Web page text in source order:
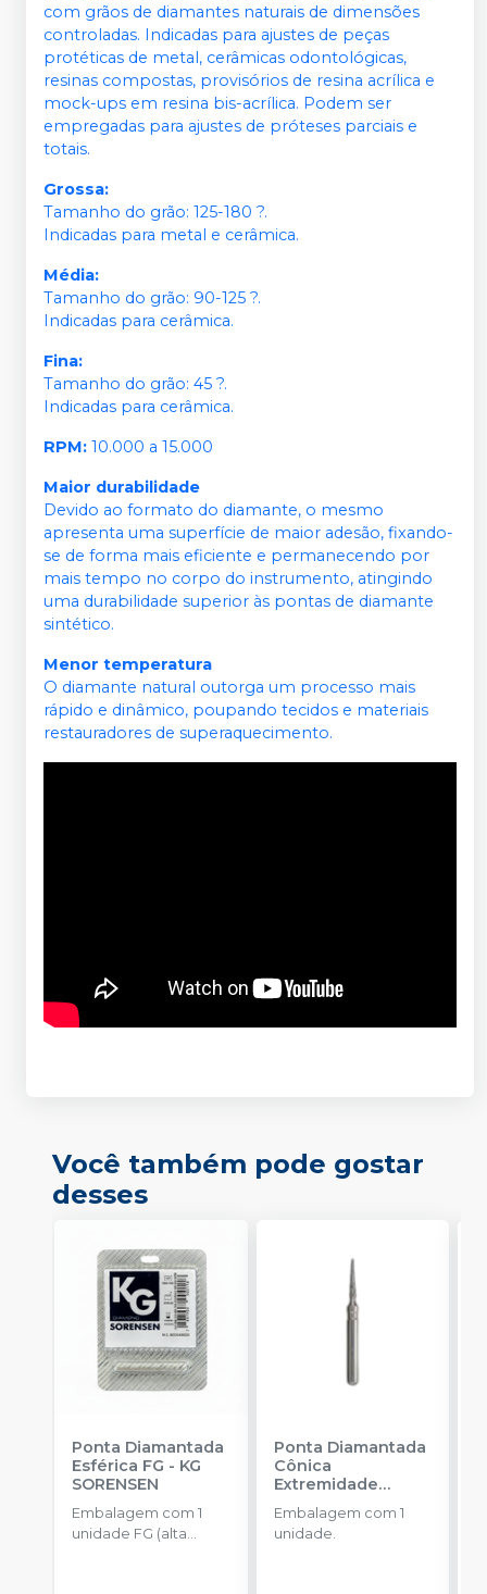
com grãos de diamantes naturais de dimensões
controladas. Indicadas para ajustes de peças
protéticas de metal, cerâmicas odontológicas,
resinas compostas, provisórios de resina acrílica e
mock-ups em resina bis-acrílica. Podem ser
empregadas para ajustes de próteses parciais e
totais.
Grossa:
Tamanho do grão: 125-180 ?.
Indicadas para metal e cerâmica.
Média:
Tamanho do grão: 90-125 ?.
Indicadas para cerâmica.
Fina:
Tamanho do grão: 45 ?.
Indicadas para cerâmica.
RPM: 10.000 a 15.000
Maior durabilidade
Devido ao formato do diamante, o mesmo
apresenta uma superfície de maior adesão, fixando-
se de forma mais eficiente e permanecendo por
mais tempo no corpo do instrumento, atingindo
uma durabilidade superior às pontas de diamante
sintético.
Menor temperatura
O diamante natural outorga um processo mais
rápido e dinâmico, poupando tecidos e materiais
restauradores de superaquecimento.
Você também pode gostar
desses
Ponta Diamantada
Esférica FG - KG
SORENSEN
Embalagem com 1
unidade FG (alta
Ponta Diamantada
Cônica
Extremidade
Arredondada FG
KG SORENSEN
Embalagem com 1
unidade.